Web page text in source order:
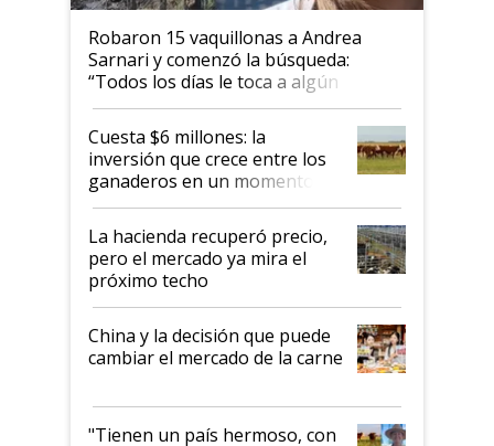
Robaron 15 vaquillonas a Andrea
Sarnari y comenzó la búsqueda:
“Todos los días le toca a algún
productor”
Cuesta $6 millones: la
inversión que crece entre los
ganaderos en un momento
histórico para la actividad
La hacienda recuperó precio,
pero el mercado ya mira el
próximo techo
China y la decisión que puede
cambiar el mercado de la carne
"Tienen un país hermoso, con